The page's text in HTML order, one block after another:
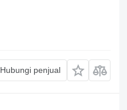
Hubungi penjual